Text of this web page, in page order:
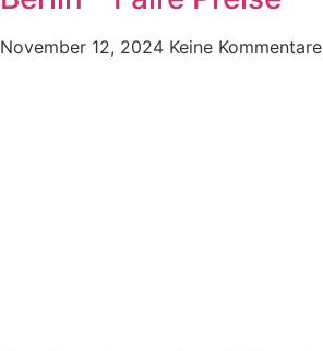
November 12, 2024 Keine Kommentare